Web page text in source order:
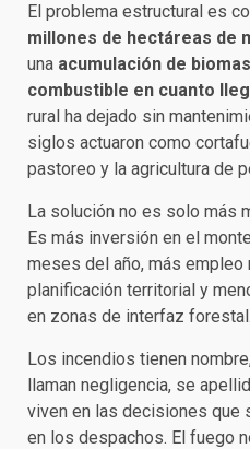
El problema estructural es
millones de hectáreas de
una acumulación de
combustible en cuanto
rural ha dejado sin
siglos actuaron como
pastoreo y la agricultura de
La solución no es solo más
Es más inversión en el
meses del año, más empleo
planificación territorial y
en zonas de interfaz forestal.
Los incendios tienen
llaman negligencia, se
viven en las decisiones que
en los despachos. El fuego